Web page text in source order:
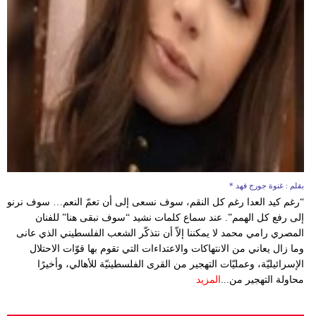
وسفر
ديكور
إسلامية
علوم
وتكنولوجيا
بقلم : غنوة جورج فهد *
“رغم كيد العدا رغم كل النقم، سوف نسعى إلى أن تعمّ النعم… سوف نرنو
إلى رفع كل الهمم”. عند سماع كلمات نشيد “سوف نبقى هنا” للفنان
المصري رامي محمد لا يمكننا إلاّ أن نتذكّر الشعب الفلسطيني الذي عانى
وما زال يعاني من الانتهاكات والاعتداءات التي تقوم بها قوّات الاحتلال
الإسرائيليّة، وعمليّات التهجير من القرى الفلسطينيّة للأهالي، وأخيرًا
محاولة التهجير من... المزيد